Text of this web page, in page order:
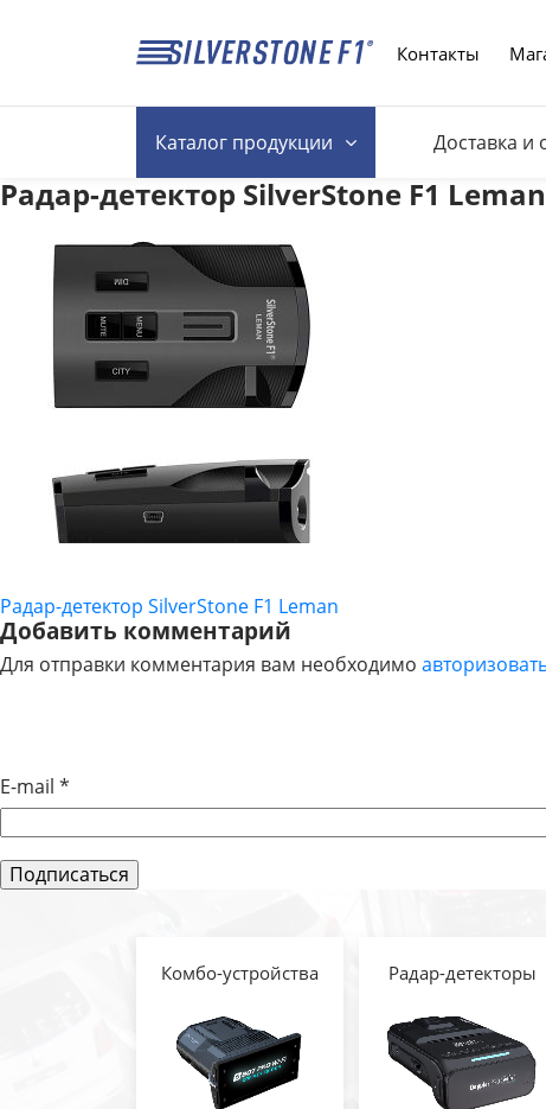
Контакты
Каталогпродукции Доставка и
Радар-детектор SilverStone F1 Leman
НАВИГАЦИЯ
ПО
Радар-детектор SilverStone F1 Leman
Добавить комментарий
Для отправки комментария вам необходимо
E-mail *
Комбо-устройства Радар-детекторы